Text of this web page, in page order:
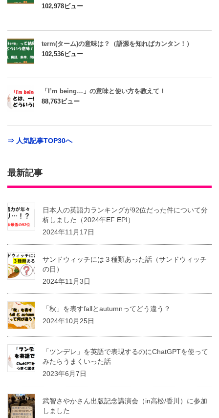
102,978ビュー
term(ターム)の意味は？（語源を知ればカンタン！）
102,536ビュー
「I’m being…」の意味と使い方を教えて！
88,763ビュー
⇒ 人気記事TOP30へ
最新記事
日本人の英語力ランキングが92位だった件について分
析しました（2024年EF EPI）
2024年11月17日
サンドウィッチには３種類あった話（サンドウィッチ
の日）
2024年11月3日
「秋」を表すfallとautumnってどう違う？
2024年10月25日
「ツンデレ」を英語で表現するのにChatGPTを使って
みたらうまくいった話
2023年6月7日
武智さやかさん出版記念講演会（in高松/香川）に参加
しました